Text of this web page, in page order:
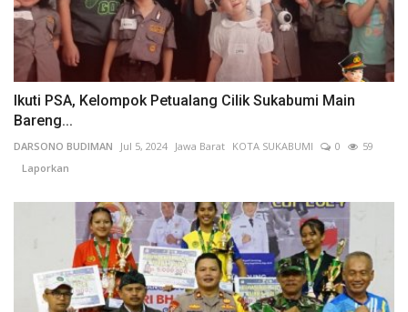
Ikuti PSA, Kelompok Petualang Cilik Sukabumi Main
Bareng...
DARSONO BUDIMAN Jul 5, 2024 Jawa Barat KOTA SUKABUMI 0
59
Laporkan